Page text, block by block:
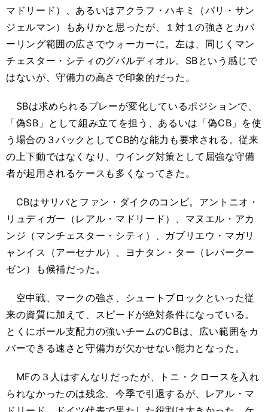
マドリード）、あるいはアクラフ・ハキミ（パリ・サン
ジェルマン）もありかと思ったが、１対１の強さとカバ
ーリング範囲の広さでウォーカーに。左は、同じくマン
チェスター・シティのグバルディオル。SBという感じで
はないが、守備力の高さで印象的だった。
SBは求められるプレーが変化しているポジションで、
「偽SB」として組み立てを担う、あるいは「偽CB」を使
う場合の３バックとしてCB的な能力も要求される。従来
の上下動ではなくなり、ウイング対策として屈強な守備
者が起用されるケースも多くなってきた。
CBはサリバとファン・ダイクのコンビ。アントニオ・
リュディガー（レアル・マドリード）、マヌエル・アカ
ンジ（マンチェスター・シティ）、ガブリエウ・マガリ
ャンイス（アーセナル）、ヨナタン・ター（レバークー
ゼン）も候補だった。
空中戦、マークの強さ、シュートブロックといった従
来の資質に加えて、スピードが絶対条件になっている。
とくにボール支配力の強いチームのCBは、広い範囲をカ
バーできる速さと守備力が欠かせない能力となった。
MFの３人はすんなりだったが、トニ・クロースを入れ
られなかったのは残念。今季で引退するが、レアル・マ